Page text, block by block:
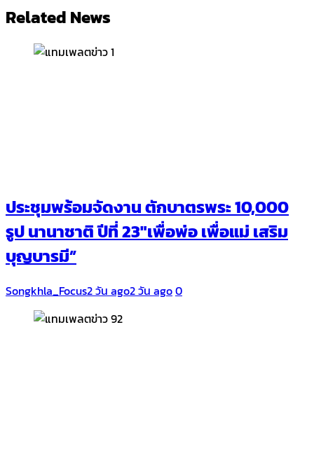
Related News
ประชุมพร้อมจัดงาน ตักบาตรพระ 10,000
รูป นานาชาติ ปีที่ 23″เพื่อพ่อ เพื่อแม่ เสริม
บุญบารมี”
Songkhla_Focus2 วัน ago2 วัน ago0